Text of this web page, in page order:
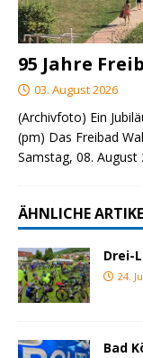
95 Jahre
03. August 2026
(Archivfoto) Ein
(pm) Das Freibad
Samstag, 08. August
ÄHNLICHE
Drei-
24.
Bad